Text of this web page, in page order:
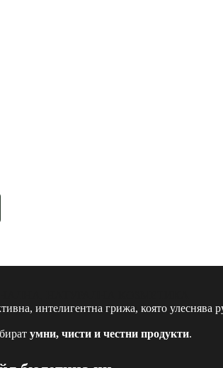
интелигентна грижа, която улеснява
умни, чисти и честни продукти.